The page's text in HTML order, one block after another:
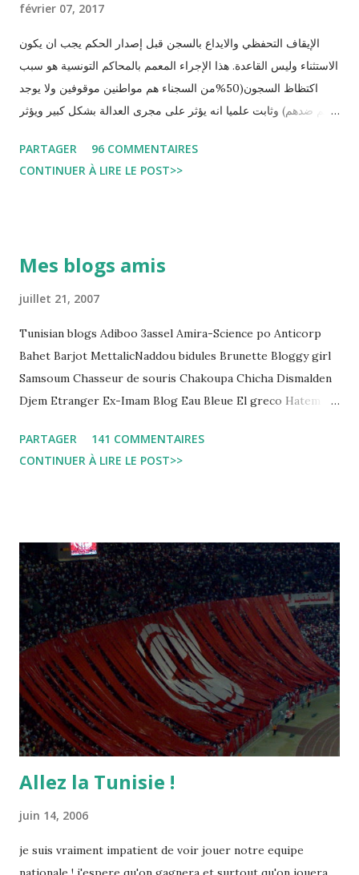
février 07, 2017
الإيقاف التحفظي والايداع بالسجن قبل إصدار الحكم يجب ان يكون
الاستثناء وليس القاعدة. هذا الإجراء المعمم بالمحاكم التونسية هو سبب
اكتظاظ السجون(50%من السجناء هم مواطنين موقوفين ولا يوجد
حكم ضدهم) وثابت علميا انه يؤثر على مجرى العدالة بشكل كبير ويؤثر
التي قضاها تحفظيا . هذه الممارسات تسبب كوارث اجتماعية واقتصادية
و تجعل المواطن يحقد على المنظومة القضائية و يحس بالظلم و القهر
regard des Lignes directrices Luanda"
PARTAGER
96 COMMENTAIRES
CONTINUER À LIRE LE POST>>
Mes blogs amis
juillet 21, 2007
Tunisian blogs Adiboo 3assel Amira-Science po Anticorp
Bahet Barjot MettalicNaddou bidules Brunette Bloggy girl
Samsoum Chasseur de souris Chakoupa Chicha Dismalden
Djem Etranger Ex-Imam Blog Eau Bleue El greco Hatem
Leila fi amarikia Little Sarah American girl Massir mots a
dire Mouch ex Mazzika Tun...
PARTAGER
141 COMMENTAIRES
CONTINUER À LIRE LE POST>>
Allez la Tunisie !
juin 14, 2006
je suis vraiment impatient de voir jouer notre equipe